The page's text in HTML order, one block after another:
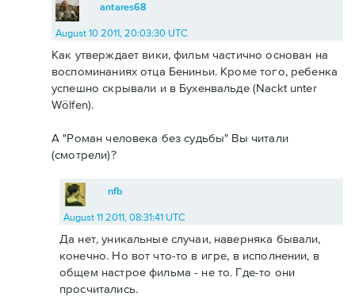
antares68
August 10 2011, 20:03:30 UTC
Как утверждает вики, фильм частично основан на
воспоминаниях отца Бениньи. Кроме того, ребенка
успешно скрывали и в Бухенвальде (Nackt unter
Wölfen).
А "Роман человека без судьбы" Вы читали
(смотрели)?
nfb
August 11 2011, 08:31:41 UTC
Да нет, уникальные случаи, наверняка бывали,
конечно. Но вот что-то в игре, в исполнении, в
общем настрое фильма - не то. Где-то они
просчитались.